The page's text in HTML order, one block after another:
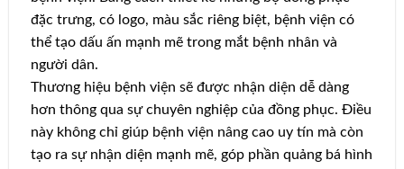
đặc trưng, có logo, màu sắc riêng biệt, bệnh viện có
thể tạo dấu ấn mạnh mẽ trong mắt bệnh nhân và
người dân.
Thương hiệu bệnh viện sẽ được nhận diện dễ dàng
hơn thông qua sự chuyên nghiệp của đồng phục. Điều
này không chỉ giúp bệnh viện nâng cao uy tín mà còn
tạo ra sự nhận diện mạnh mẽ, góp phần quảng bá hình